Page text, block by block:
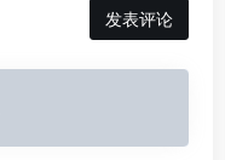
发表评论